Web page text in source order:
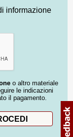
informazione
o altro materiale
le indicazioni
il pagamento.